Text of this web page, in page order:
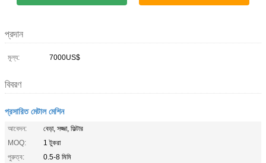
প্রদান
মূল্য: 7000US$
বিবরণ
প্রসারিত মেটাল মেশিন
আবেদন:
বেড়া, সজ্জা, ফিল্টার
MOQ:
1 টুকরা
পুরুত্ব:
0.5-8 মিমি